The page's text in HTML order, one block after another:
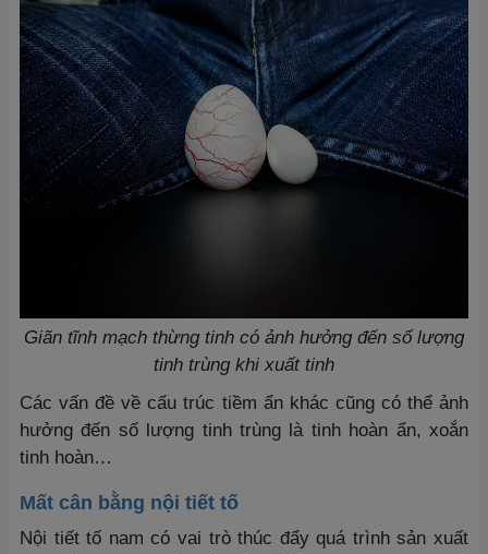
Giãn tĩnh mạch thừng tinh có ảnh hưởng đến số lượng
tinh trùng khi xuất tinh
Các vấn đề về cấu trúc tiềm ẩn khác cũng có thể ảnh
hưởng đến số lượng tinh trùng là tinh hoàn ẩn, xoắn
tinh hoàn…
Mất cân bằng nội tiết tố
Nội tiết tố nam có vai trò thúc đẩy quá trình sản xuất